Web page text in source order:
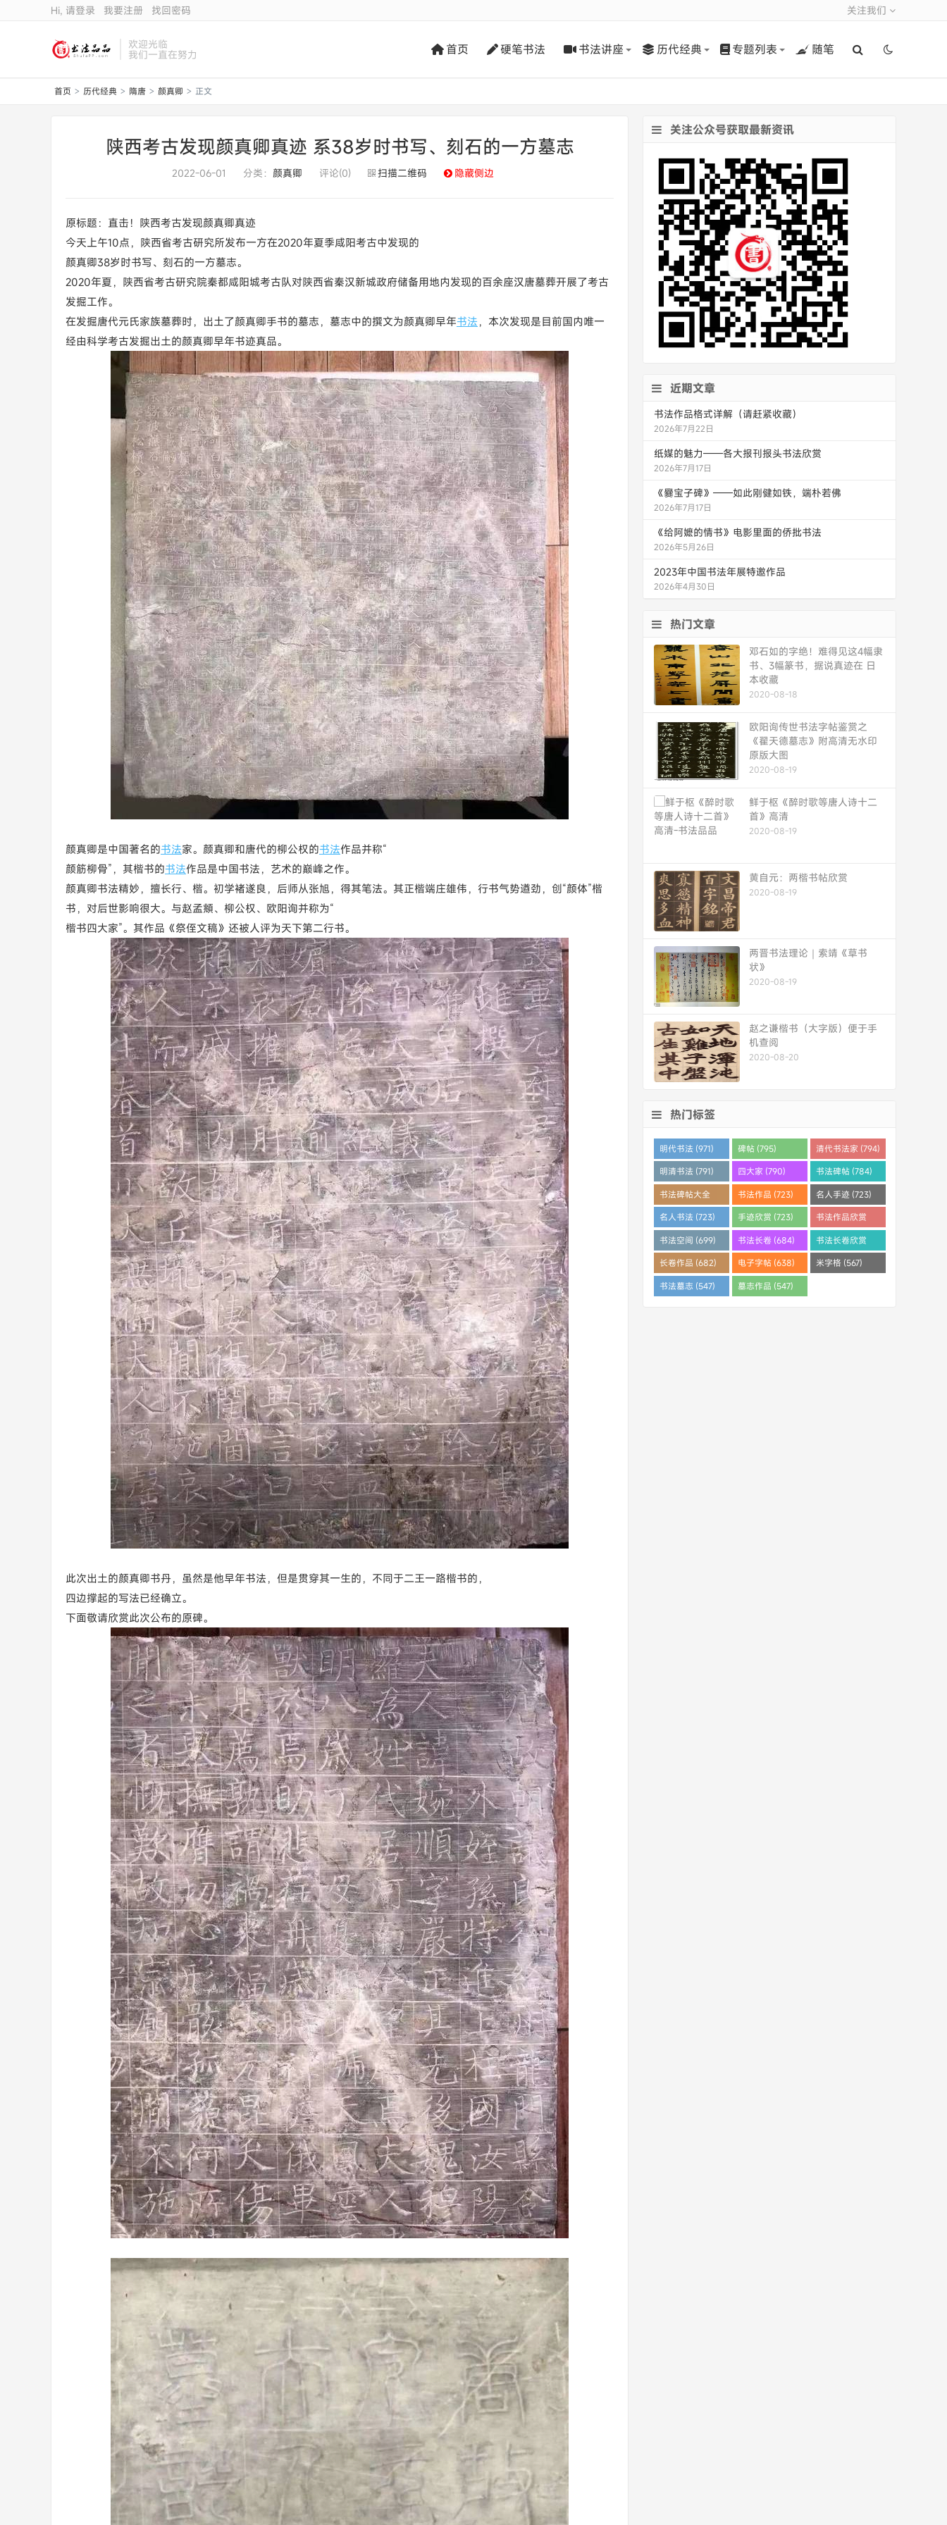
关注我们
Hi, 请登录 我要注册 找回密码
欢迎光临
我们一直在努力 首页 硬笔书法 书法讲座 历代经典 专题列表 随笔
首页 > 历代经典 > 隋唐 > 颜真卿 > 正文
陕西考古发现颜真卿真迹 系38岁时书写、刻石的一方墓志
2022-06-01 分类： 颜真卿 评论(0) 扫描二维码 隐藏侧边
原标题：直击！陕西考古发现颜真卿真迹
今天上午10点，陕西省考古研究所发布一方在2020年夏季咸阳考古中发现的
颜真卿38岁时书写、刻石的一方墓志。
2020年夏，陕西省考古研究院秦都咸阳城考古队对陕西省秦汉新城政府储备用地内发现的百余座汉唐墓葬开展了考古
发掘工作。
在发掘唐代元氏家族墓葬时，出土了颜真卿手书的墓志，墓志中的撰文为颜真卿早年书法 ，本次发现是目前国内唯一
经由科学考古发掘出土的颜真卿早年书迹真品。
颜真卿是中国著名的书法家。颜真卿和唐代的柳公权的书法作品并称“
颜筋柳骨”，其楷书的书法作品是中国书法，艺术的巅峰之作。
颜真卿书法精妙，擅长行、楷。初学褚遂良，后师从张旭，得其笔法。其正楷端庄雄伟，行书气势遒劲，创“颜体”楷
书，对后世影响很大。与赵孟頫、柳公权、欧阳询并称为“
楷书四大家”。其作品《祭侄文稿》还被人评为天下第二行书。
此次出土的颜真卿书丹，虽然是他早年书法，但是贯穿其一生的，不同于二王一路楷书的，
四边撑起的写法已经确立。
下面敬请欣赏此次公布的原碑。
关注公众号获取最新资讯
近期文章
书法作品格式详解（请赶紧收藏）
2026年7月22日
纸媒的魅力——各大报刊报头书法欣赏
2026年7月17日
《爨宝子碑》——如此刚健如铁，端朴若佛
2026年7月17日
《给阿嬷的情书》电影里面的侨批书法
2026年5月26日
2023年中国书法年展特邀作品
2026年4月30日
热门文章
邓石如的字绝！难得见这4幅隶
书、3幅篆书，据说真迹在 日
本收藏
2020-08-18
欧阳询传世书法字帖鉴赏之
《翟天德墓志》附高清无水印
原版大图
2020-08-19
鲜于枢《醉时歌等唐人诗十二
首》高清
2020-08-19
黄自元：两楷书帖欣赏
2020-08-19
两晋书法理论｜索靖《草书
状》
2020-08-19
赵之谦楷书（大字版）便于手
机查阅
2020-08-20
热门标签
明代书法 (971) 碑帖 (795) 清代书法家 (794)
明清书法 (791) 四大家 (790) 书法碑帖 (784)
书法碑帖大全
(784)
书法作品 (723) 名人手迹 (723)
名人书法 (723) 手迹欣赏 (723)
书法作品欣赏
(710)
书法空间 (699) 书法长卷 (684)
书法长卷欣赏
(682)
长卷作品 (682) 电子字帖 (638) 米字格 (567)
书法墓志 (547) 墓志作品 (547)